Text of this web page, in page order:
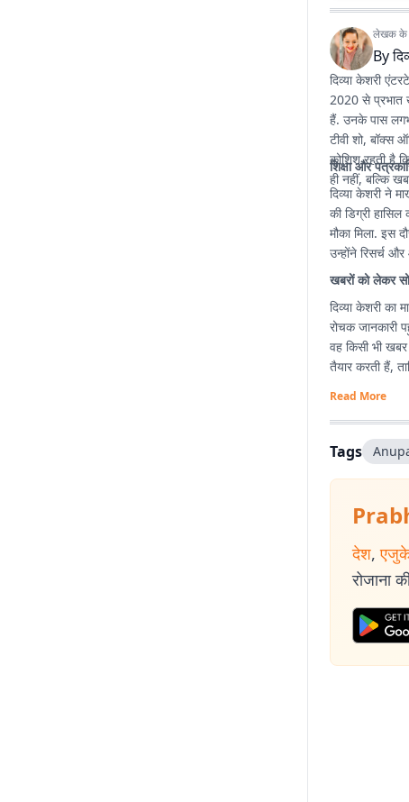
लेखक के
By
दिव्या केशरी
2020 से प्रभात
हैं. उनके पास
टीवी शो, बॉक्स
कोशिश रहती है
ही नहीं, बल्कि
शिक्षा और
दिव्या केशरी ने
की डिग्री
मौका मिला. इस
उन्होंने रिसर्च
खबरों को लेकर
दिव्या केशरी का
रोचक जानकारी
वह किसी भी
तैयार करती हैं,
Read More
Tags
देश,
रोजाना